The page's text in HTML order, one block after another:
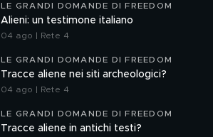
LE GRANDI DOMANDE DI FREEDOM
Alieni: un testimone italiano
04 ago | Rete 4
LE GRANDI DOMANDE DI FREEDOM
Tracce aliene nei siti archeologici?
04 ago | Rete 4
LE GRANDI DOMANDE DI FREEDOM
Tracce aliene in antichi testi?